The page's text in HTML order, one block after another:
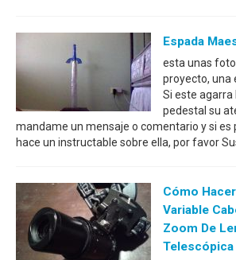
Espada
esta unas
proyecto, una
Si este agarra
pedestal su
mandame un mensaje o comentario y si es
hace un instructable sobre ella, por favor
Cómo
Variable
Zoom De
Telescópica